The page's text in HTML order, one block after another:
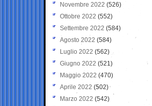
Novembre 2022 (526)
Ottobre 2022 (552)
Settembre 2022 (584)
Agosto 2022 (584)
Luglio 2022 (562)
Giugno 2022 (521)
Maggio 2022 (470)
Aprile 2022 (502)
Marzo 2022 (542)